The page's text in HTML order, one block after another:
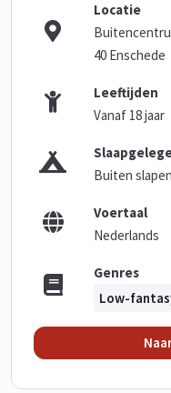
Locatie
40 Enschede
Leeftijden
Vanaf 18 jaar
Buiten slapen
Voertaal
Nederlands
Genres
Low-